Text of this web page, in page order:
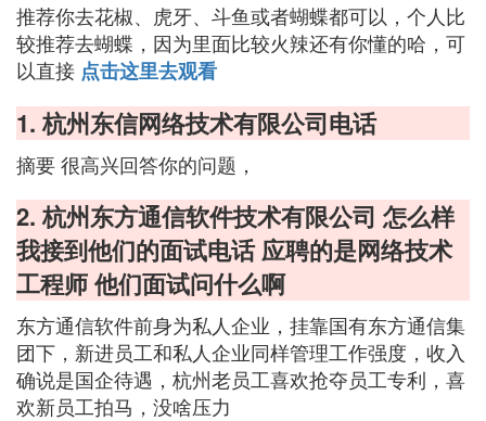
推荐你去花椒、虎牙、斗鱼或者蝴蝶都可以，个人比
较推荐去蝴蝶，因为里面比较火辣还有你懂的哈，可
以直接 点击这里去观看
1. 杭州东信网络技术有限公司电话
摘要 很高兴回答你的问题，
2. 杭州东方通信软件技术有限公司 怎么样
我接到他们的面试电话 应聘的是网络技术
工程师 他们面试问什么啊
东方通信软件前身为私人企业，挂靠国有东方通信集
团下，新进员工和私人企业同样管理工作强度，收入
确说是国企待遇，杭州老员工喜欢抢夺员工专利，喜
欢新员工拍马，没啥压力